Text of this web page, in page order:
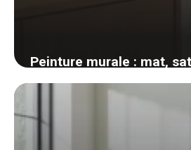
Peinture murale : mat,
comment choisir la